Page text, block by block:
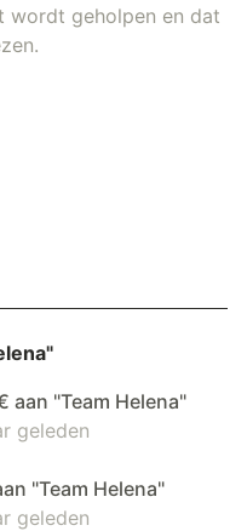
wordt geholpen en dat
aan "Team Helena"
geleden
"Team Helena"
geleden